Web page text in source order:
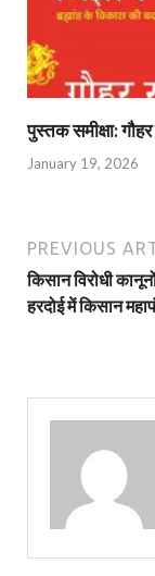
पुस्तक समीक्षा:
January 19, 2026
PREVIOUS
किसान विरोधी
हरदोई में किसान